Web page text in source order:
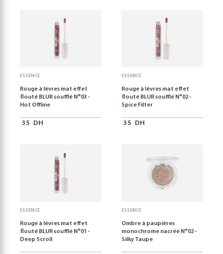
ESSENCE
Rouge à lèvres mat effet
flouté BLUR soufflé N°03 -
Hot Offline
35 DH
ESSENCE
Rouge à lèvres mat effet
flouté BLUR soufflé N°02 -
Spice Filter
35 DH
ESSENCE
Rouge à lèvres mat effet
flouté BLUR soufflé N°01 -
Deep Scroll
ESSENCE
Ombre à paupières
monochrome nacrée N°02 -
Silky Taupe